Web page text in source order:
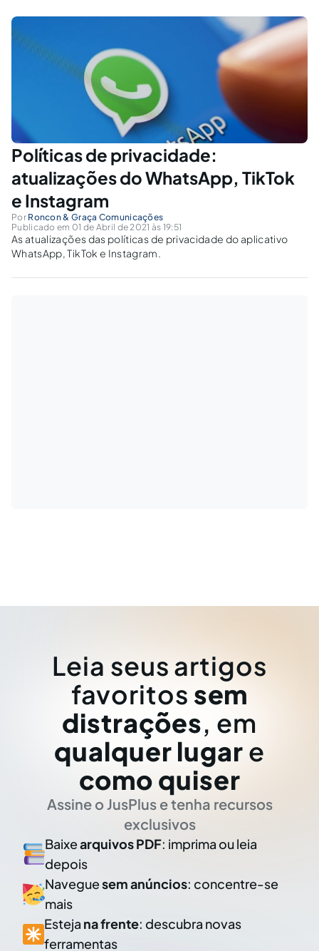
Políticas de privacidade:
atualizações do WhatsApp, TikTok
e Instagram
Por Roncon & Graça Comunicações
Publicado em 01 de Abril de 2021 às 19:51
As atualizações das políticas de privacidade do aplicativo
WhatsApp, TikTok e Instagram.
Leia seus artigos
favoritos sem
distrações, em
qualquer lugar e
como quiser
Assine o JusPlus e tenha recursos
exclusivos
Baixearquivos PDF: imprima ou leia
depois
Naveguesem anúncios: concentre-se
mais
Esteja na frente: descubra novas
ferramentas